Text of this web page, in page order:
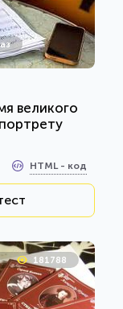
великого
HTML - код
181788